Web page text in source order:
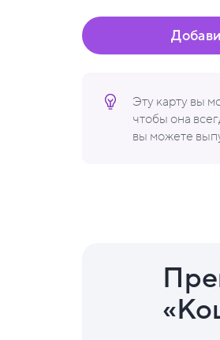
Эту карту вы
чтобы она
вы можете